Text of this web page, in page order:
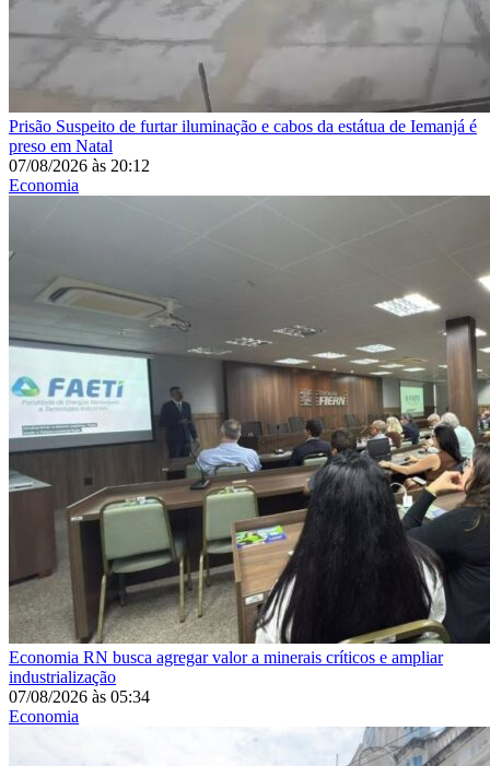
Prisão Suspeito de furtar iluminação e cabos da estátua de Iemanjá é
preso em Natal
07/08/2026 às 20:12
Economia
Economia RN busca agregar valor a minerais críticos e ampliar
industrialização
07/08/2026 às 05:34
Economia